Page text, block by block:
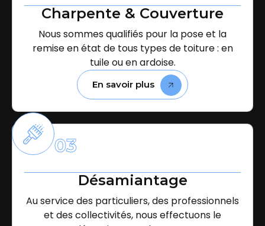
Charpente & Couverture
Nous sommes qualifiés pour la pose et la
remise en état de tous types de toiture : en
tuile ou en ardoise.
En savoir plus
03
Désamiantage
Au service des particuliers, des professionnels
et des collectivités, nous effectuons le